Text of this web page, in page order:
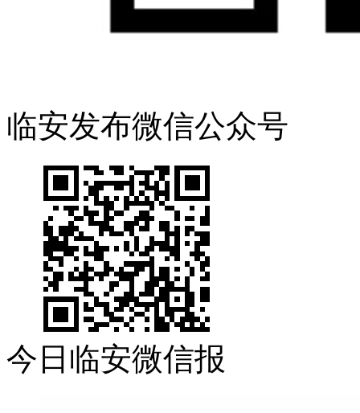
临安发布微信公众号
今日临安微信报